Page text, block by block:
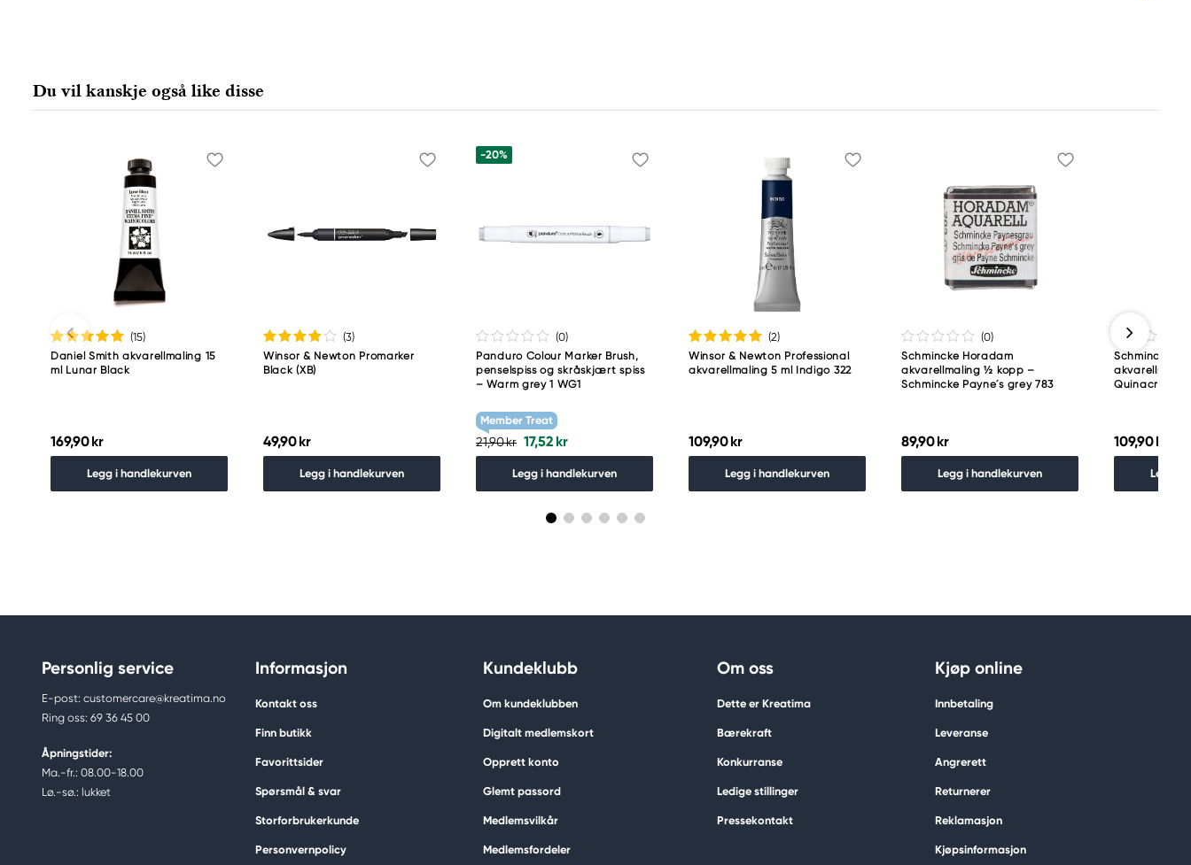
Du vil kanskje også like disse
(15)
Daniel Smith akvarellmaling 15
ml Lunar Black
169,90 kr
Legg i handlekurven
(3)
Winsor & Newton Promarker
Black (XB)
49,90 kr
Legg i handlekurven
-20%
(0)
Panduro Colour Marker Brush,
penselspiss og skråskjært spiss
– Warm grey 1 WG1
Member Treat
21,90 kr 17,52 kr
Legg i handlekurven
(2)
Winsor & Newton Professional
akvarellmaling 5 ml Indigo 322
109,90 kr
Legg i handlekurven
(0)
Schmincke Horadam
akvarellmaling ½ kopp –
Schmincke Payne´s grey 783
89,90 kr
Legg i handlekurven
Schmincke
Quinacridone
109,90 kr
Legg i
Personlig service
E-post: customercare@kreatima.no
Ring oss: 69 36 45 00
Åpningstider:
Ma.-fr.: 08.00-18.00
Lø.-sø.: lukket
Informasjon
Kontakt oss
Finn butikk
Favorittsider
Spørsmål & svar
Storforbrukerkunde
Personvernpolicy
Kundeklubb
Om kundeklubben
Digitalt medlemskort
Opprett konto
Glemt passord
Medlemsvilkår
Medlemsfordeler
Om oss
Dette er Kreatima
Bærekraft
Konkurranse
Ledige stillinger
Pressekontakt
Kjøp online
Innbetaling
Leveranse
Angrerett
Returnerer
Reklamasjon
Kjøpsinformasjon